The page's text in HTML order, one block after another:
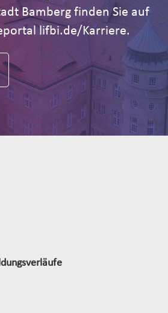
Bamberg finden Sie auf
lifbi.de/Karriere.